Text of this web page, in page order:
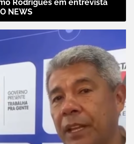
Rodrigues em entrevista
NEWS